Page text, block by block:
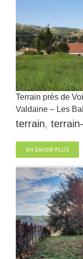
Terrain près de
Valdaine – Les
terrain,
EN SAVOIR PLUS